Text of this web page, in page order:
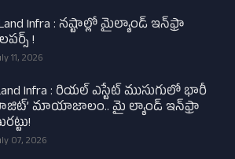
Infra : నష్టాల్లో మైల్యాండ్ ఇన్‌ఫ్రా
!
11, 2026
Infra : రియల్ ఎస్టేట్ ముసుగులో భారీ
మాయాజాలం.. మై ల్యాండ్ ఇన్‌ఫ్రా
07, 2026